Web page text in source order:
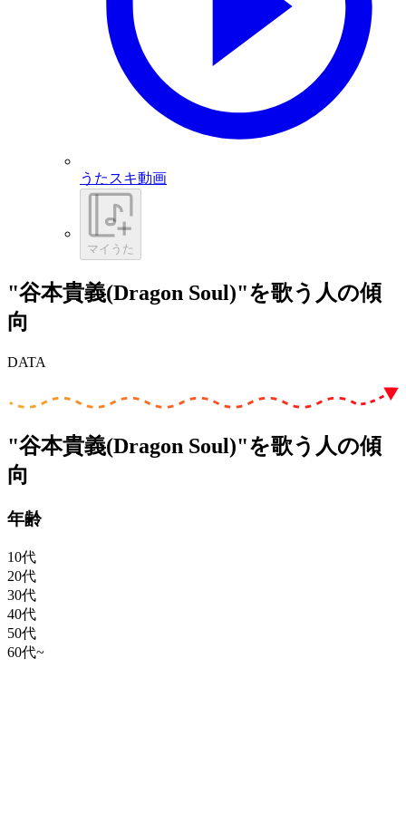
うたスキ動画
マイうた
"谷本貴義(Dragon Soul)"を歌う人の傾
向
DATA
"谷本貴義(Dragon Soul)"を歌う人の傾
向
年齢
10代
20代
30代
40代
50代
60代~